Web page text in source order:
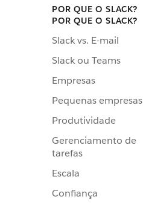
POR QUE O SLACK?
POR QUE O SLACK?
Slack vs. E-mail
Slack ou Teams
Empresas
Pequenas empresas
Produtividade
Gerenciamento de
tarefas
Escala
Confiança